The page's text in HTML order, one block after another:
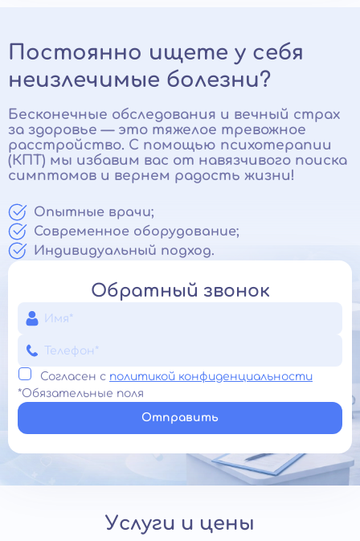
Постоянно ищете у себя
неизлечимые болезни?
Бесконечные обследования и вечный страх
за здоровье — это тяжелое тревожное
расстройство. С помощью психотерапии
(КПТ) мы избавим вас от навязчивого поиска
симптомов и вернем радость жизни!
Опытные врачи;
Современное оборудование;
Индивидуальный подход.
Обратный звонок
Согласен с политикой конфиденциальности
*Обязательные поля
Отправить
Услуги и цены